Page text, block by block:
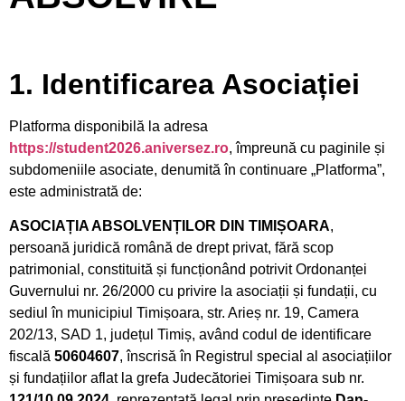
1. Identificarea Asociației
Platforma disponibilă la adresa
https://student2026.aniversez.ro, împreună cu paginile și
subdomeniile asociate, denumită în continuare „Platforma”,
este administrată de:
ASOCIAȚIA ABSOLVENȚILOR DIN TIMIȘOARA,
persoană juridică română de drept privat, fără scop
patrimonial, constituită și funcționând potrivit Ordonanței
Guvernului nr. 26/2000 cu privire la asociații și fundații, cu
sediul în municipiul Timișoara, str. Arieș nr. 19, Camera
202/13, SAD 1, județul Timiș, având codul de identificare
fiscală 50604607, înscrisă în Registrul special al asociațiilor
și fundațiilor aflat la grefa Judecătoriei Timișoara sub nr.